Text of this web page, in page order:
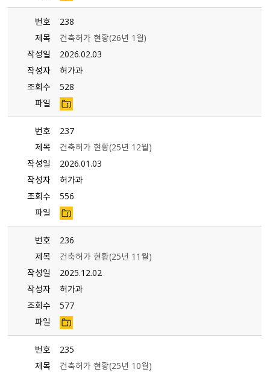
번호
238
제목
건축허가 현황（26년 1월）
작성일
2026.02.03
작성자
허가과
조회수
528
파일
번호
237
제목
건축허가 현황(25년 12월)
작성일
2026.01.03
작성자
허가과
조회수
556
파일
번호
236
제목
건축허가 현황(25년 11월)
작성일
2025.12.02
작성자
허가과
조회수
577
파일
번호
235
제목
건축허가 현황(25년 10월)